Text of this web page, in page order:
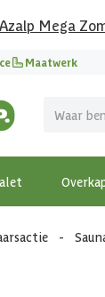
Azalp Mega
Maatwerk
-